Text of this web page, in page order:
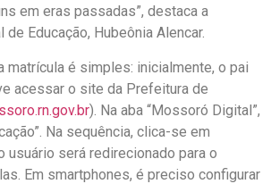
em eras passadas”, destaca a
Educação, Hubeônia Alencar.
matrícula é simples: inicialmente, o pai
acessar o site da Prefeitura de
). Na aba “Mossoró Digital”,
Na sequência, clica-se em
usuário será redirecionado para o
Em smartphones, é preciso configurar